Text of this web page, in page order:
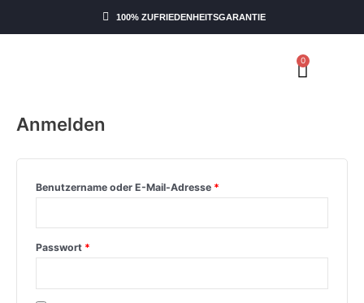
100% ZUFRIEDENHEITSGARANTIE
0
Anmelden
Benutzername oder E-Mail-Adresse *
Passwort *